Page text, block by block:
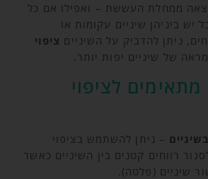
ממחלת העששת – ואפילו אם כל
יש ביניהן שיניים עקומות או
ניתן להדביק על השיניים ציפוי
של שיניים יפות יותר.
לציפוי
– ניתן להשתמש בציפוי
רווחים קטנים בין השיניים כאשר
שיניים (פלטה).